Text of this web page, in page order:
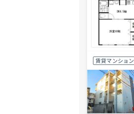
賃貸マンション